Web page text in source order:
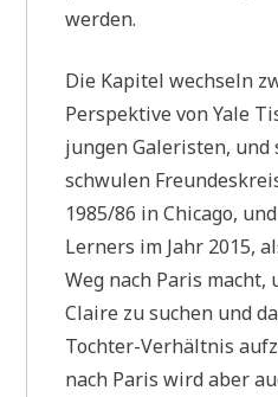
werden.
Die Kapitel wechseln
Perspektive von Yale
jungen Galeristen,
schwulen
1985/86 in Chicago,
Lerners im Jahr 2015,
Weg nach Paris macht,
Claire zu suchen und
Tochter-Verhältnis
nach Paris wird aber